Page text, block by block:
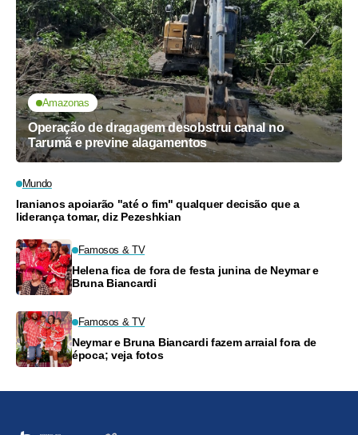
Amazonas
Operação de dragagem desobstrui canal no
Tarumã e previne alagamentos
Mundo
Iranianos apoiarão "até o fim" qualquer decisão que a
liderança tomar, diz Pezeshkian
Famosos & TV
Helena fica de fora de festa junina de Neymar e
Bruna Biancardi
Famosos & TV
Neymar e Bruna Biancardi fazem arraial fora de
época; veja fotos